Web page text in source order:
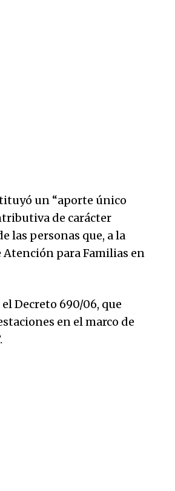
un “aporte único
de carácter
las personas que, a la
para Familias en
Decreto 690/06, que
en el marco de